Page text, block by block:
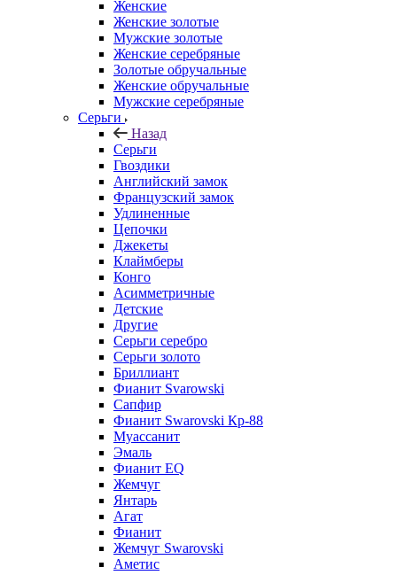
Женские
Женские золотые
Мужские золотые
Женские серебряные
Золотые обручальные
Женские обручальные
Мужские серебряные
Серьги
Назад
Серьги
Гвоздики
Английский замок
Французский замок
Удлиненные
Цепочки
Джекеты
Клаймберы
Конго
Асимметричные
Детские
Другие
Серьги серебро
Серьги золото
Бриллиант
Фианит Svarowski
Сапфир
Фианит Swarovski Кр-88
Муассанит
Эмаль
Фианит EQ
Жемчуг
Янтарь
Агат
Фианит
Жемчуг Swarovski
Аметис